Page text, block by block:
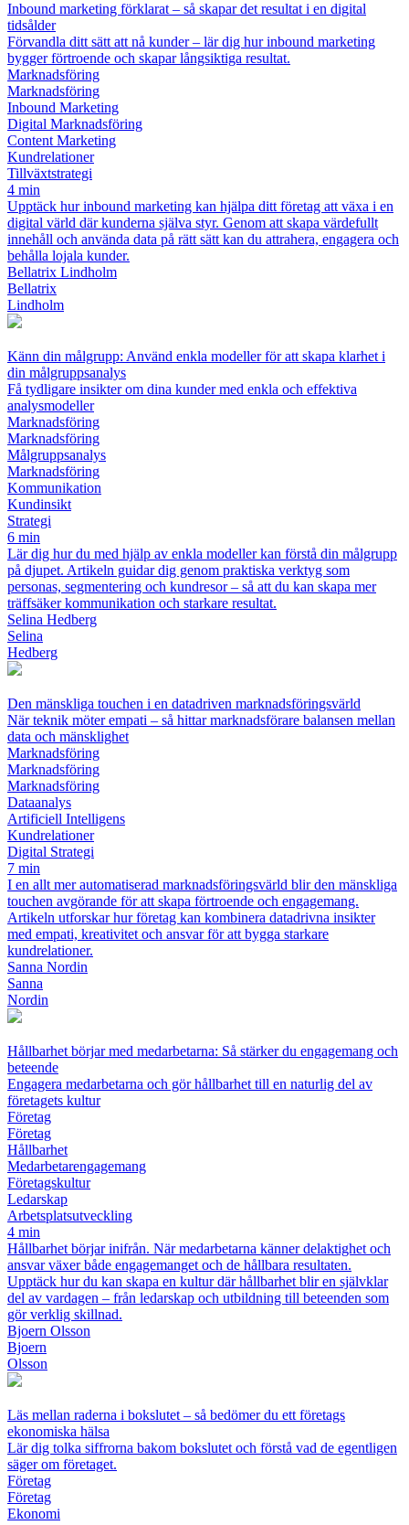
Inbound marketing förklarat – så skapar det resultat i en digital
tidsålder
Förvandla ditt sätt att nå kunder – lär dig hur inbound marketing
bygger förtroende och skapar långsiktiga resultat.
Marknadsföring
Marknadsföring
Inbound Marketing
Digital Marknadsföring
Content Marketing
Kundrelationer
Tillväxtstrategi
4 min
Upptäck hur inbound marketing kan hjälpa ditt företag att växa i en
digital värld där kunderna själva styr. Genom att skapa värdefullt
innehåll och använda data på rätt sätt kan du attrahera, engagera och
behålla lojala kunder.
Bellatrix Lindholm
Bellatrix
Lindholm
Känn din målgrupp: Använd enkla modeller för att skapa klarhet i
din målgruppsanalys
Få tydligare insikter om dina kunder med enkla och effektiva
analysmodeller
Marknadsföring
Marknadsföring
Målgruppsanalys
Marknadsföring
Kommunikation
Kundinsikt
Strategi
6 min
Lär dig hur du med hjälp av enkla modeller kan förstå din målgrupp
på djupet. Artikeln guidar dig genom praktiska verktyg som
personas, segmentering och kundresor – så att du kan skapa mer
träffsäker kommunikation och starkare resultat.
Selina Hedberg
Selina
Hedberg
Den mänskliga touchen i en datadriven marknadsföringsvärld
När teknik möter empati – så hittar marknadsförare balansen mellan
data och mänsklighet
Marknadsföring
Marknadsföring
Marknadsföring
Dataanalys
Artificiell Intelligens
Kundrelationer
Digital Strategi
7 min
I en allt mer automatiserad marknadsföringsvärld blir den mänskliga
touchen avgörande för att skapa förtroende och engagemang.
Artikeln utforskar hur företag kan kombinera datadrivna insikter
med empati, kreativitet och ansvar för att bygga starkare
kundrelationer.
Sanna Nordin
Sanna
Nordin
Hållbarhet börjar med medarbetarna: Så stärker du engagemang och
beteende
Engagera medarbetarna och gör hållbarhet till en naturlig del av
företagets kultur
Företag
Företag
Hållbarhet
Medarbetarengagemang
Företagskultur
Ledarskap
Arbetsplatsutveckling
4 min
Hållbarhet börjar inifrån. När medarbetarna känner delaktighet och
ansvar växer både engagemanget och de hållbara resultaten.
Upptäck hur du kan skapa en kultur där hållbarhet blir en självklar
del av vardagen – från ledarskap och utbildning till beteenden som
gör verklig skillnad.
Bjoern Olsson
Bjoern
Olsson
Läs mellan raderna i bokslutet – så bedömer du ett företags
ekonomiska hälsa
Lär dig tolka siffrorna bakom bokslutet och förstå vad de egentligen
säger om företaget.
Företag
Företag
Ekonomi